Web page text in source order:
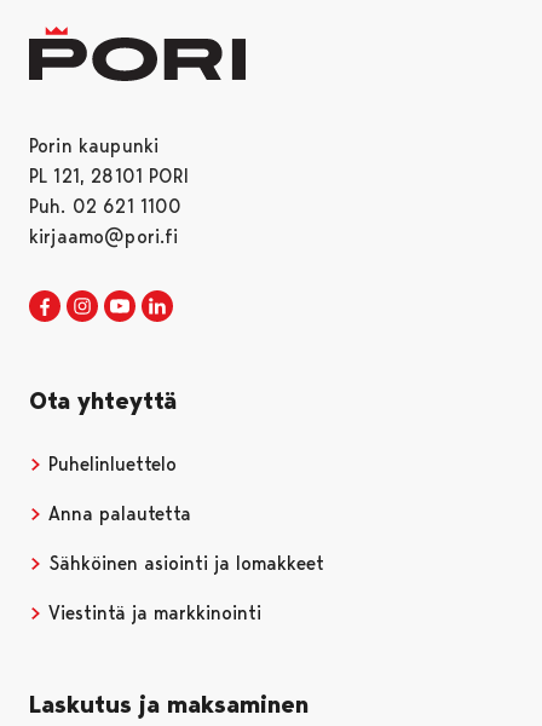
Porin kaupunki
PL 121, 28101 PORI
Puh. 02 621 1100
kirjaamo@pori.fi
Porin kaupunki Facebookissa
Avautuu uudessa välilehdessä
Porin kaupunki Instagramissa
Avautuu uudessa välilehdessä
Porin kaupunki Youtubessa
Avautuu uudessa välilehdessä
Ota yhteyttä
Puhelinluettelo
Anna palautetta
Sähköinen asiointi ja lomakkeet
Viestintä ja markkinointi
Laskutus ja maksaminen